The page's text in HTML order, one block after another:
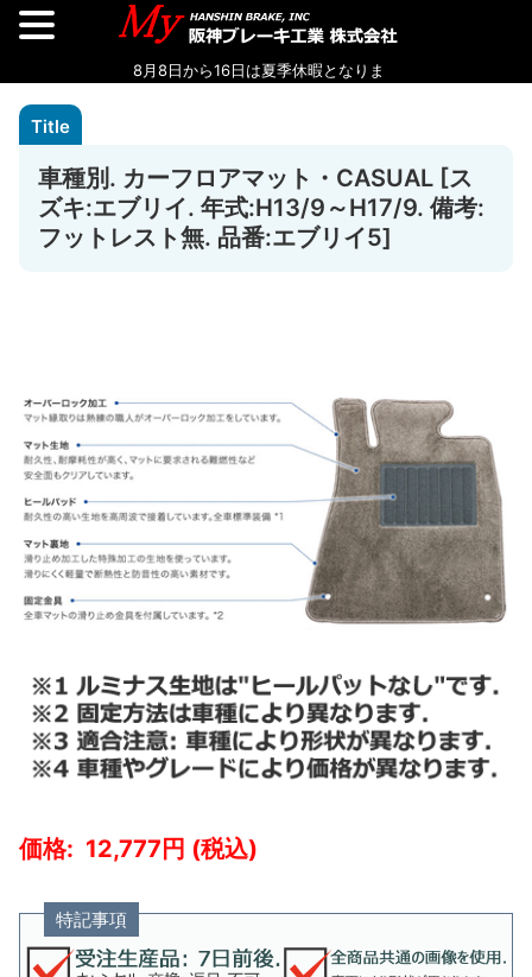
車種別. カーフロアマット・CASUAL [ス
ズキ:エブリイ. 年式:H13/9～H17/9. 備考:
フットレスト無. 品番:エブリイ5]
12,777
特記事項